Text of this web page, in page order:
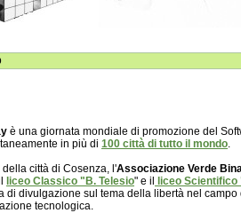
è una giornata mondiale di promozione del
in più di 100 città di tutto il mondo.
città di Cosenza, l'Associazione Verde
liceo Classico "B. Telesio" e il
liceo Scientifico
di divulgazione sul tema della libertà nel campo
tecnologica.